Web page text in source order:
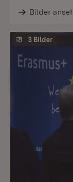
Bilder
3 Bilder